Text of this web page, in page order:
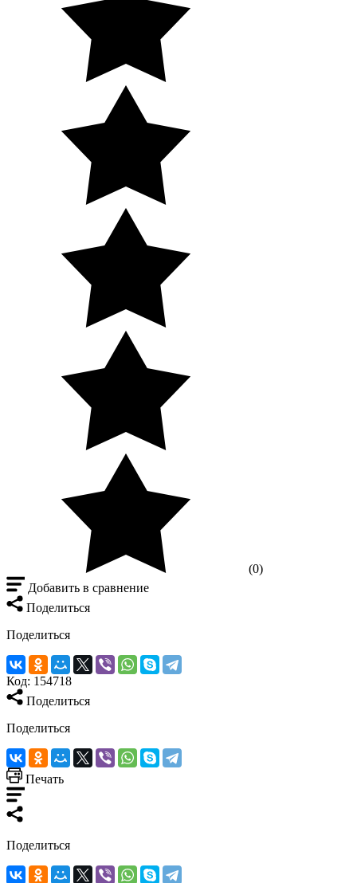
(0)
Добавить в сравнение
Поделиться
Поделиться
Код: 154718
Поделиться
Поделиться
Печать
Поделиться